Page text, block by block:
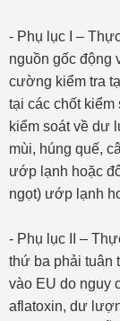
- Phụ lục I –
nguồn gốc động
cường kiểm tra
tại các chốt
kiểm soát về dư
mùi, húng quế,
ướp lạnh hoặc
ngọt) ướp lạnh
- Phụ lục II –
thứ ba phải tuân
vào EU do nguy
aflatoxin, dư